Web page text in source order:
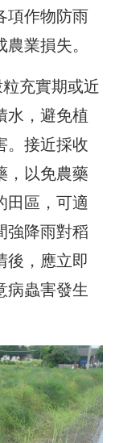
項作物防雨
業損失。
充實期或近
水，避免植
。接近採收
，以免農藥
田區，可適
強降雨對稻
後，應立即
病蟲害發生